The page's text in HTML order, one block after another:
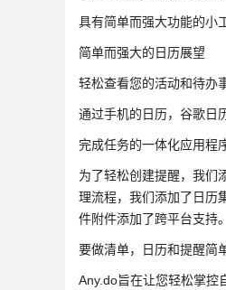
具有简单而强大功能的小
简单而强大的日历展望
轻松查看您的活动和待办
通过手机的日历，谷歌日
完成任务的一体化应用程
为了轻松创建提醒，我们
理流程，我们添加了日历
件附件添加了跨平台支持
要做清单，日历和提醒简
Any.do旨在让您轻松掌控